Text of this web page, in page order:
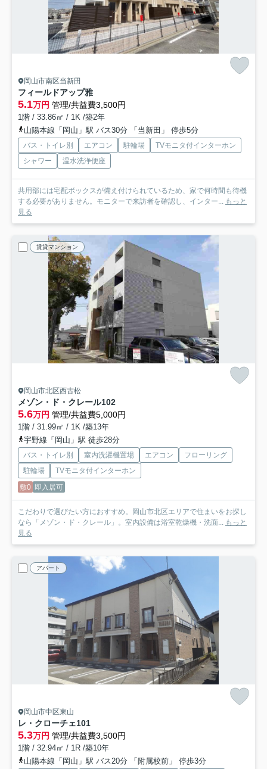
岡山市南区当新田
フィールドアップ雅
5.1万円 管理/共益費3,500円
1階 / 33.86㎡ / 1K /築2年
山陽本線「岡山」駅 バス30分 「当新田」 停歩5分
バス・トイレ別 エアコン 駐輪場
TVモニタ付インターホン
シャワー
温水洗浄便座
共用部には宅配ボックスが備え付けられているため、家で何時間も待機
する必要がありません。モニターで来訪者を確認し、インター... もっと
見る
賃貸マンション
岡山市北区西古松
メゾン・ド・クレール102
5.6万円 管理/共益費5,000円
1階 / 31.99㎡ / 1K /築13年
宇野線「岡山」駅 徒歩28分
バス・トイレ別 室内洗濯機置場 エアコン
フローリング
駐輪場
TVモニタ付インターホン
敷0 即入居可
こだわりで選びたい方におすすめ。岡山市北区エリアで住まいをお探し
なら「メゾン・ド・クレール」。室内設備は浴室乾燥機・洗面... もっと
見る
アパート
岡山市中区東山
レ・クローチェ101
5.3万円 管理/共益費3,500円
1階 / 32.94㎡ / 1R /築10年
山陽本線「岡山」駅 バス20分 「附属校前」 停歩3分